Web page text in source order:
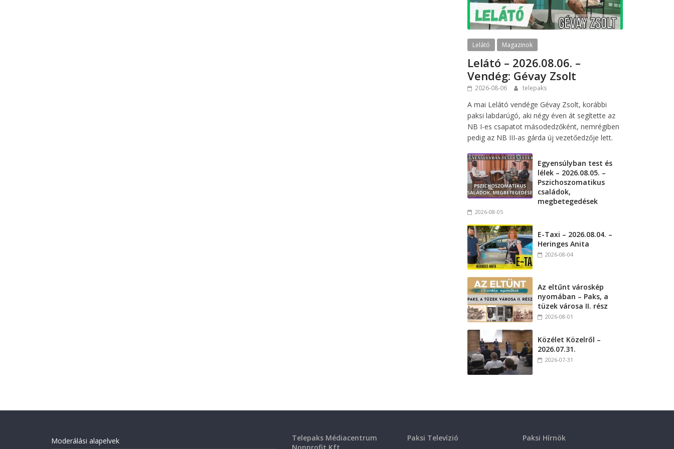
Lelátó Magazinok
Lelátó – 2026.08.06. –
Vendég: Gévay Zsolt
2026-08-06 telepaks
A mai Lelátó vendége Gévay Zsolt, korábbi
paksi labdarúgó, aki négy éven át segítette az
NB I-es csapatot másodedzőként, nemrégiben
pedig az NB III-as gárda új vezetőedzője lett.
Egyensúlyban test és
lélek – 2026.08.05. –
Pszichoszomatikus
családok,
megbetegedések
2026-08-05
E-Taxi – 2026.08.04. –
Heringes Anita
2026-08-04
Az eltűnt városkép
nyomában – Paks, a
tüzek városa II. rész
2026-08-01
Közélet Közelről –
2026.07.31.
2026-07-31
Moderálási alapelvek
Telepaks Médiacentrum
Paksi Televízió Paksi Hírnök